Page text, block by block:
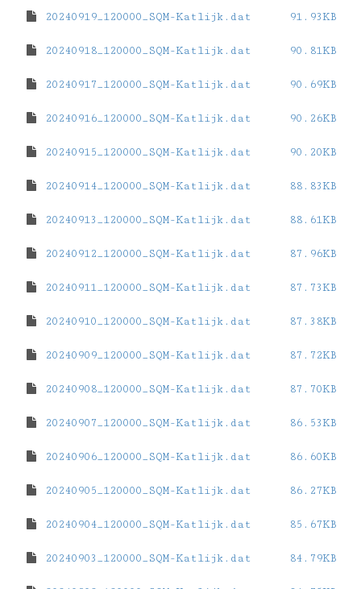
20240919_120000_SQM-Katlijk.dat 91.93KB
20240918_120000_SQM-Katlijk.dat 90.81KB
20240917_120000_SQM-Katlijk.dat 90.69KB
20240916_120000_SQM-Katlijk.dat 90.26KB
20240915_120000_SQM-Katlijk.dat 90.20KB
20240914_120000_SQM-Katlijk.dat 88.83KB
20240913_120000_SQM-Katlijk.dat 88.61KB
20240912_120000_SQM-Katlijk.dat 87.96KB
20240911_120000_SQM-Katlijk.dat 87.73KB
20240910_120000_SQM-Katlijk.dat 87.38KB
20240909_120000_SQM-Katlijk.dat 87.72KB
20240908_120000_SQM-Katlijk.dat 87.70KB
20240907_120000_SQM-Katlijk.dat 86.53KB
20240906_120000_SQM-Katlijk.dat 86.60KB
20240905_120000_SQM-Katlijk.dat 86.27KB
20240904_120000_SQM-Katlijk.dat 85.67KB
20240903_120000_SQM-Katlijk.dat 84.79KB